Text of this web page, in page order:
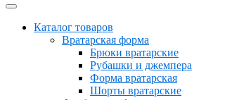
Каталог товаров
Вратарская форма
Брюки вратарские
Рубашки и джемпера
Форма вратарская
Шорты вратарские